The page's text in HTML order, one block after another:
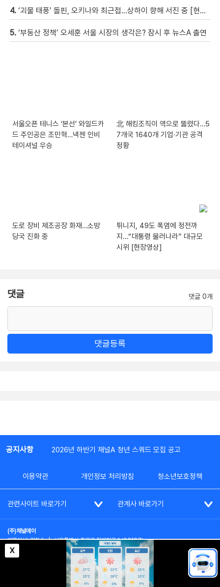
4. ‘괴물 태풍’ 돌핀, 오키나와 최근접…상하이 향해 서진 중 [현장영상]
5. ‘부동산 정책’ 오세훈 서울 시장의 생각은? 잠시 후 뉴스A 출연
서울오픈 테니스 ‘본선’ 와일드카
드 주인공은 조민혁…넥젠 인비
테이셔널 우승
北 해킹조직이 역으로 뚫렸다…5
7개국 1640개 기업·기관 공격
정황
도로 장비 제조공장 화재…소방
당국 진화 중
튀니지, 49도 폭염에 정전까
지…“대통령 물러나라” 대규모
시위 [현장영상]
댓글 댓글 0개
댓글등록
X
공지사항 2026년 하반기 채널A 청년 스쿼드 모집 공고
이용약관 개인정보 처리방침 청소년보호정책
관련사이트 바로가기 관계사 바로가기
(주)채널에이
대표이사: 김차수 | 서울특별시 종로구 청계천로 1 (03187)
부가통신사업신고: 022357호 | 사업자등록번호: 101-86-62787
대표전화: (02)2020-3114
시청자상담실: (02)2020-3100
통신판매업신고: 제2012-서울종로-0195호
COPYRIGHT(c) SINCE 2023,CHANNEL A ALL RIGHTS RESERVED.